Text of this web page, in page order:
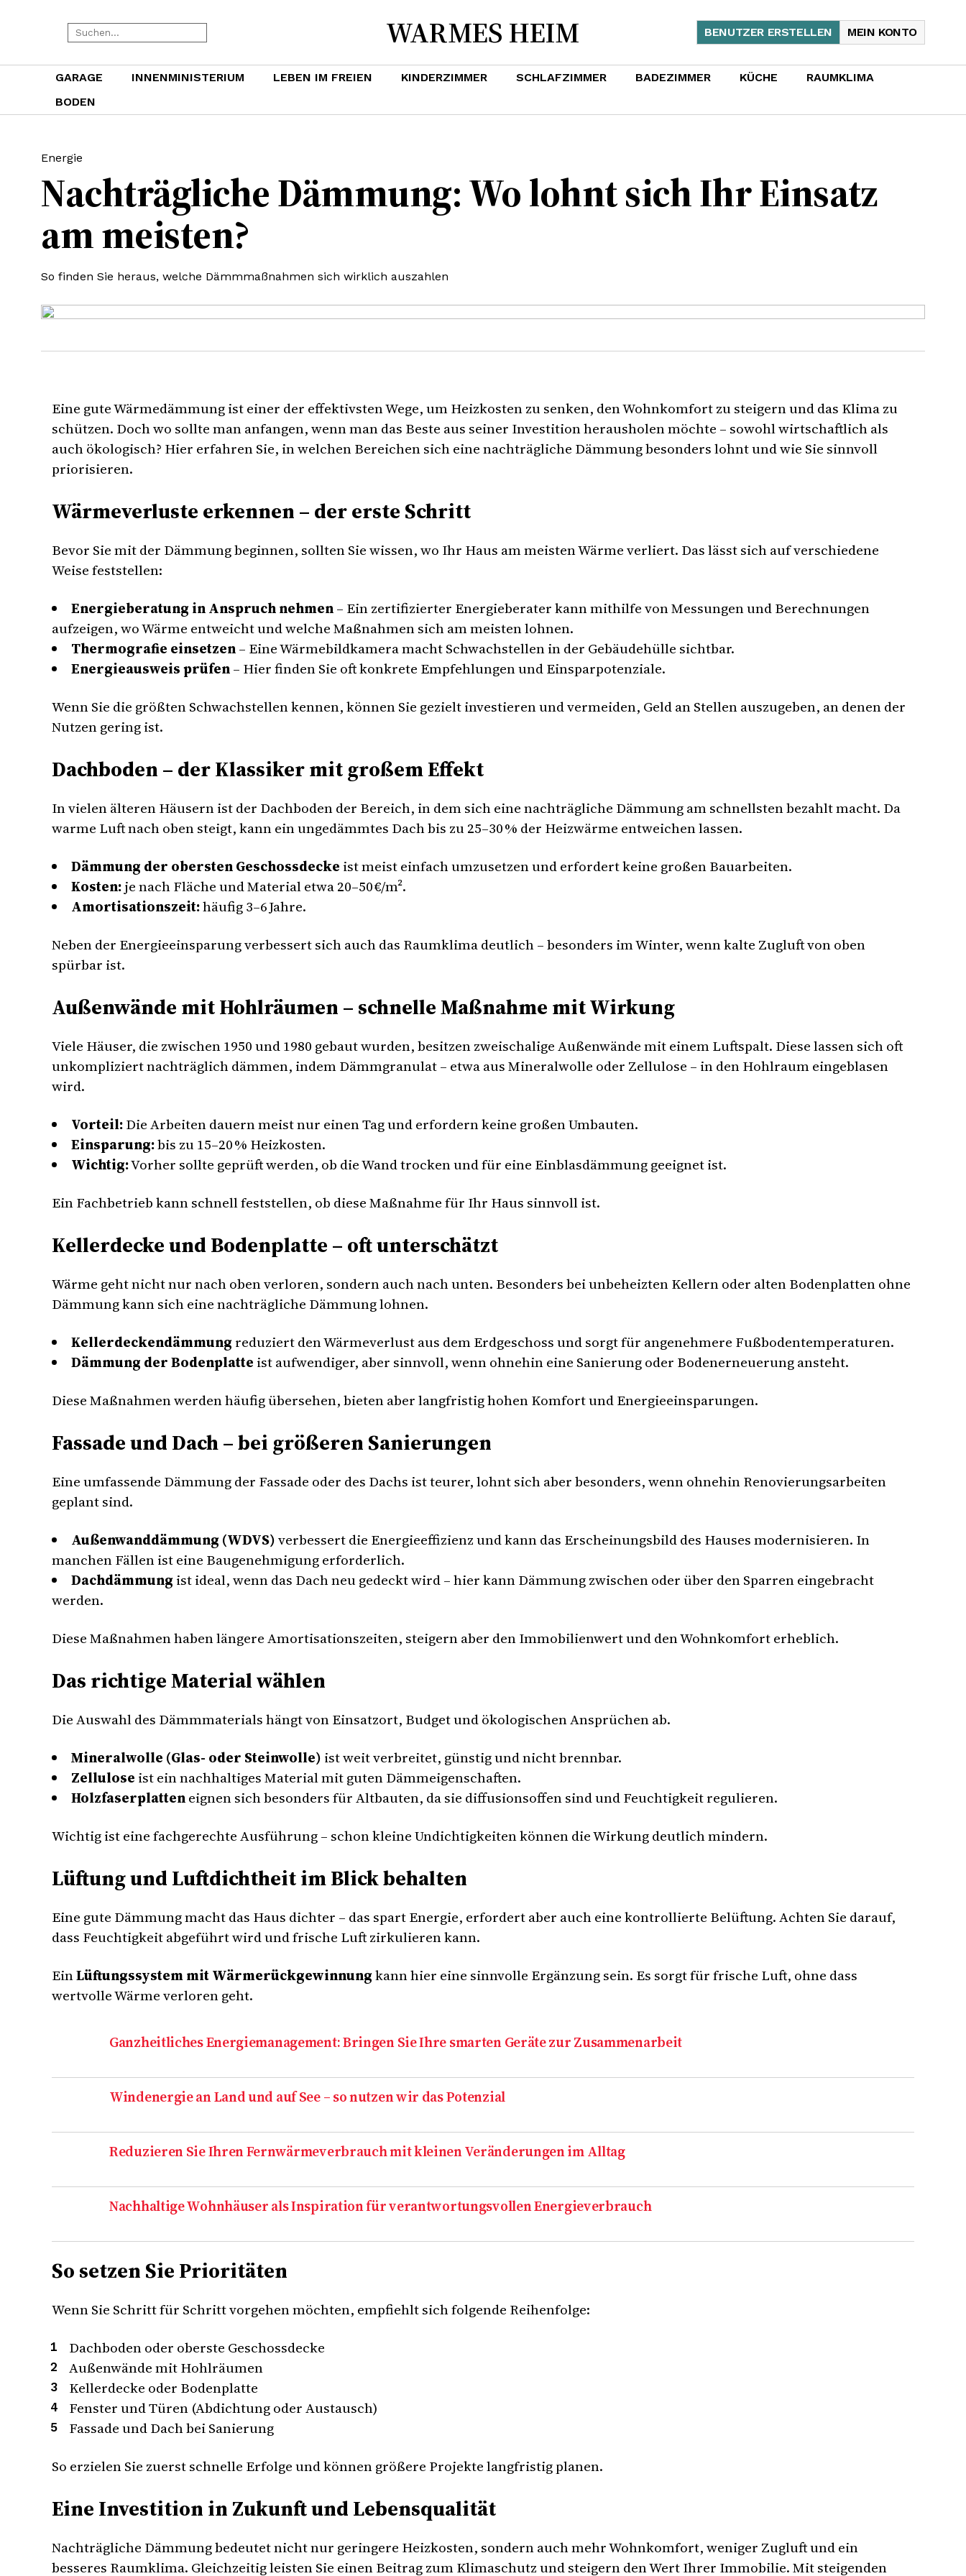
WARMES HEIM MEIN KONTO
BENUTZER ERSTELLEN
GARAGE INNENMINISTERIUM LEBEN IM FREIEN KINDERZIMMER SCHLAFZIMMER BADEZIMMER KÜCHE
RAUMKLIMA
BODEN
Nachträgliche Dämmung: Wo lohnt sich Ihr Einsatz
am meisten?
So finden Sie heraus, welche Dämmmaßnahmen sich wirklich auszahlen
Energie
Eine gute Wärmedämmung ist einer der effektivsten Wege, um Heizkosten zu senken, den Wohnkomfort zu steigern und das Klima zu
schützen. Doch wo sollte man anfangen, wenn man das Beste aus seiner Investition herausholen möchte – sowohl wirtschaftlich als
auch ökologisch? Hier erfahren Sie, in welchen Bereichen sich eine nachträgliche Dämmung besonders lohnt und wie Sie sinnvoll
priorisieren.
Wärmeverluste erkennen – der erste Schritt
Bevor Sie mit der Dämmung beginnen, sollten Sie wissen, wo Ihr Haus am meisten Wärme verliert. Das lässt sich auf verschiedene
Weise feststellen:
Energieberatung in Anspruch nehmen– Ein zertifizierter Energieberater kann mithilfe von Messungen und Berechnungen
aufzeigen, wo Wärme entweicht und welche Maßnahmen sich am meisten lohnen.
Thermografie einsetzen– Eine Wärmebildkamera macht Schwachstellen in der Gebäudehülle sichtbar.
Energieausweis prüfen– Hier finden Sie oft konkrete Empfehlungen und Einsparpotenziale.
Wenn Sie die größten Schwachstellen kennen, können Sie gezielt investieren und vermeiden, Geld an Stellen auszugeben, an denen der
Nutzen gering ist.
Dachboden – der Klassiker mit großem Effekt
In vielen älteren Häusern ist der Dachboden der Bereich, in dem sich eine nachträgliche Dämmung am schnellsten bezahlt macht. Da
warme Luft nach oben steigt, kann ein ungedämmtes Dach bis zu 25–30 % der Heizwärme entweichen lassen.
Dämmung der obersten Geschossdecke ist meist einfach umzusetzen und erfordert keine großen Bauarbeiten.
Kosten:je nach Fläche und Material etwa 20–50 €/m².
Amortisationszeit:häufig 3–6 Jahre.
Neben der Energieeinsparung verbessert sich auch das Raumklima deutlich – besonders im Winter, wenn kalte Zugluft von oben
spürbar ist.
Außenwände mit Hohlräumen – schnelle Maßnahme mit Wirkung
Viele Häuser, die zwischen 1950 und 1980 gebaut wurden, besitzen zweischalige Außenwände mit einem Luftspalt. Diese lassen sich oft
unkompliziert nachträglich dämmen, indem Dämmgranulat – etwa aus Mineralwolle oder Zellulose – in den Hohlraum eingeblasen
wird.
Vorteil:Die Arbeiten dauern meist nur einen Tag und erfordern keine großen Umbauten.
Einsparung:bis zu 15–20 % Heizkosten.
Wichtig:Vorher sollte geprüft werden, ob die Wand trocken und für eine Einblasdämmung geeignet ist.
Ein Fachbetrieb kann schnell feststellen, ob diese Maßnahme für Ihr Haus sinnvoll ist.
Kellerdecke und Bodenplatte – oft unterschätzt
Wärme geht nicht nur nach oben verloren, sondern auch nach unten. Besonders bei unbeheizten Kellern oder alten Bodenplatten ohne
Dämmung kann sich eine nachträgliche Dämmung lohnen.
Kellerdeckendämmung reduziert den Wärmeverlust aus dem Erdgeschoss und sorgt für angenehmere Fußbodentemperaturen.
Dämmung der Bodenplatte ist aufwendiger, aber sinnvoll, wenn ohnehin eine Sanierung oder Bodenerneuerung ansteht.
Diese Maßnahmen werden häufig übersehen, bieten aber langfristig hohen Komfort und Energieeinsparungen.
Fassade und Dach – bei größeren Sanierungen
Eine umfassende Dämmung der Fassade oder des Dachs ist teurer, lohnt sich aber besonders, wenn ohnehin Renovierungsarbeiten
geplant sind.
Außenwanddämmung (WDVS)verbessert die Energieeffizienz und kann das Erscheinungsbild des Hauses modernisieren. In
manchen Fällen ist eine Baugenehmigung erforderlich.
Dachdämmung ist ideal, wenn das Dach neu gedeckt wird – hier kann Dämmung zwischen oder über den Sparren eingebracht
werden.
Diese Maßnahmen haben längere Amortisationszeiten, steigern aber den Immobilienwert und den Wohnkomfort erheblich.
Das richtige Material wählen
Die Auswahl des Dämmmaterials hängt von Einsatzort, Budget und ökologischen Ansprüchen ab.
Mineralwolle (Glas- oder Steinwolle) ist weit verbreitet, günstig und nicht brennbar.
Zellulose ist ein nachhaltiges Material mit guten Dämmeigenschaften.
Holzfaserplatteneignen sich besonders für Altbauten, da sie diffusionsoffen sind und Feuchtigkeit regulieren.
Wichtig ist eine fachgerechte Ausführung – schon kleine Undichtigkeiten können die Wirkung deutlich mindern.
Lüftung und Luftdichtheit im Blick behalten
Eine gute Dämmung macht das Haus dichter – das spart Energie, erfordert aber auch eine kontrollierte Belüftung. Achten Sie darauf,
dass Feuchtigkeit abgeführt wird und frische Luft zirkulieren kann.
EinLüftungssystem mit Wärmerückgewinnungkann hier eine sinnvolle Ergänzung sein. Es sorgt für frische Luft, ohne dass
wertvolle Wärme verloren geht.
Ganzheitliches Energiemanagement: Bringen Sie Ihre smarten Geräte zur Zusammenarbeit
Windenergie an Land und auf See – so nutzen wir das Potenzial
Reduzieren Sie Ihren Fernwärmeverbrauch mit kleinen Veränderungen im Alltag
Nachhaltige Wohnhäuser als Inspiration für verantwortungsvollen Energieverbrauch
So setzen Sie Prioritäten
Wenn Sie Schritt für Schritt vorgehen möchten, empfiehlt sich folgende Reihenfolge:
Dachboden oder oberste Geschossdecke
Außenwände mit Hohlräumen
Kellerdecke oder Bodenplatte
Fenster und Türen (Abdichtung oder Austausch)
Fassade und Dach bei Sanierung
So erzielen Sie zuerst schnelle Erfolge und können größere Projekte langfristig planen.
Eine Investition in Zukunft und Lebensqualität
Nachträgliche Dämmung bedeutet nicht nur geringere Heizkosten, sondern auch mehr Wohnkomfort, weniger Zugluft und ein
besseres Raumklima. Gleichzeitig leisten Sie einen Beitrag zum Klimaschutz und steigern den Wert Ihrer Immobilie. Mit steigenden